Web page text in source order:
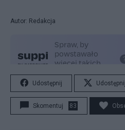
Autor: Redakcja
Udostępnij Udostępnij
Skomentuj 83